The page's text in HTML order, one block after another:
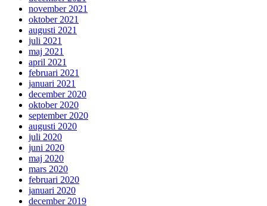
november 2021
oktober 2021
augusti 2021
juli 2021
maj 2021
april 2021
februari 2021
januari 2021
december 2020
oktober 2020
september 2020
augusti 2020
juli 2020
juni 2020
maj 2020
mars 2020
februari 2020
januari 2020
december 2019